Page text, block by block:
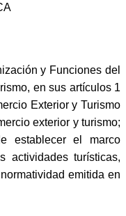
y Funciones del
en sus artículos 1
Exterior y Turismo
exterior y turismo;
establecer el marco
actividades turísticas,
emitida en